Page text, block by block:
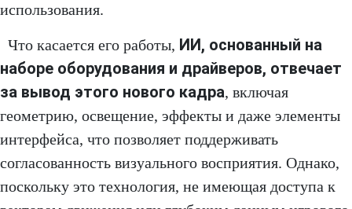
использования.
Что касается его работы, ИИ, основанный на
наборе оборудования и драйверов, отвечает
за вывод этого нового кадра, включая
геометрию, освещение, эффекты и даже элементы
интерфейса, что позволяет поддерживать
согласованность визуального восприятия. Однако,
поскольку это технология, не имеющая доступа к